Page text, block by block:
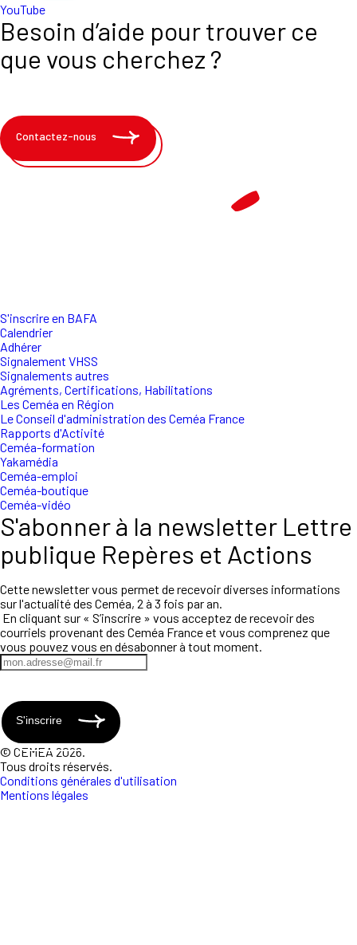
YouTube
Besoin d’aide pour trouver ce
que vous cherchez ?
Contactez-nous
S'inscrire en BAFA
Calendrier
Adhérer
Signalement VHSS
Signalements autres
Agréments, Certifications, Habilitations
Les Ceméa en Région
Le Conseil d'administration des Ceméa France
Rapports d'Activité
Ceméa-formation
Yakamédia
Ceméa-emploi
Ceméa-boutique
Ceméa-vidéo
S'abonner à la newsletter Lettre
publique Repères et Actions
Cette newsletter vous permet de recevoir diverses informations
sur l'actualité des Ceméa, 2 à 3 fois par an.
En cliquant sur « S’inscrire » vous acceptez de recevoir des
courriels provenant des Ceméa France et vous comprenez que
vous pouvez vous en désabonner à tout moment.
S'inscrire
© CEMEA 2026.
Tous droits réservés.
Conditions générales d'utilisation
Mentions légales